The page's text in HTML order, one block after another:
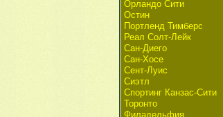
Орландо Сити
Остин
Портленд Тимберс
Реал Солт-Лейк
Сан-Диего
Сан-Хосе
Сент-Луис
Сиэтл
Спортинг Канзас-Сити
Торонто
Филадельфия